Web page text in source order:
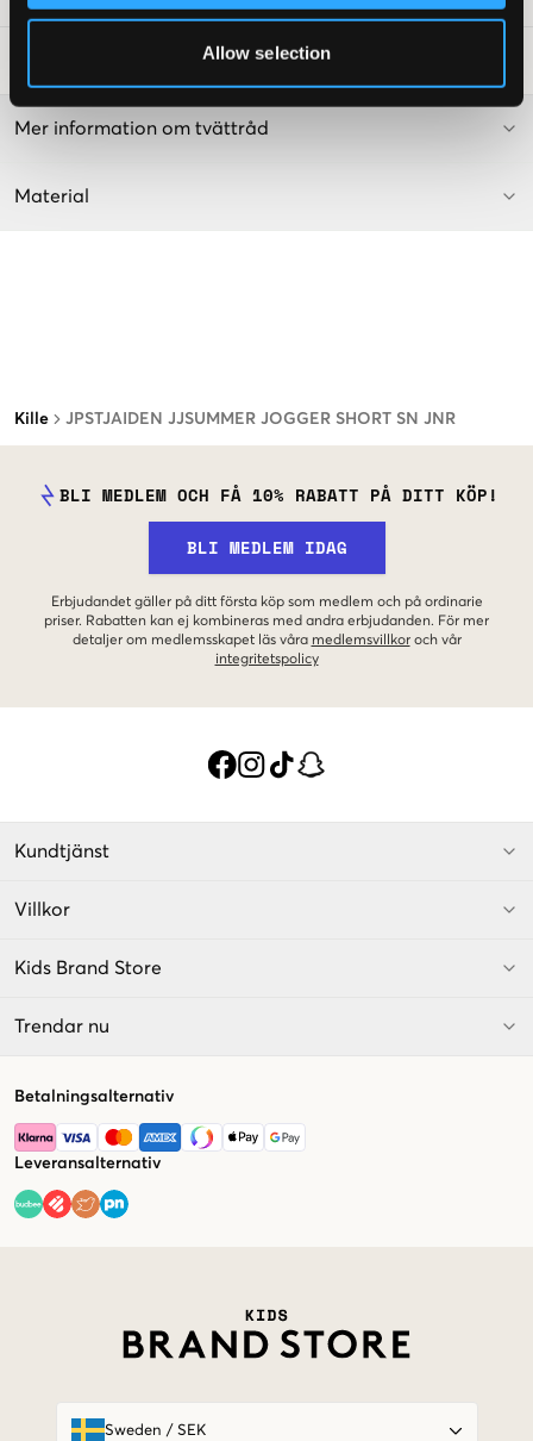
Allow selection
Kille JPSTJAIDEN JJSUMMER JOGGER SHORT SN JNR
Mer information om tvättråd
Material
BLI MEDLEM OCH FÅ 10% RABATT PÅ DITT KÖP!
BLI MEDLEM IDAG
Erbjudandet gäller på ditt första köp som medlem och på ordinarie
priser. Rabatten kan ej kombineras med andra erbjudanden. För mer
detaljer om medlemsskapet läs våra medlemsvillkor och vår
integritetspolicy
Kundtjänst
Villkor
Kids Brand Store
Trendar nu
Betalningsalternativ
Leveransalternativ
Sweden / SEK